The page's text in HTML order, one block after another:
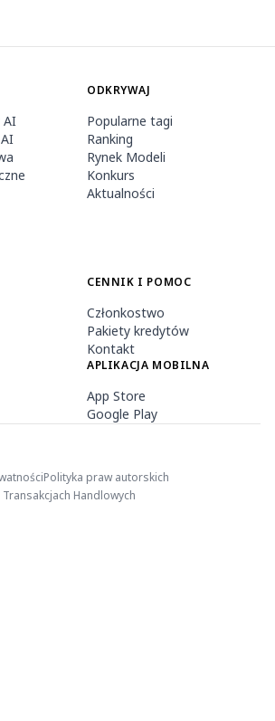
AI
ODKRYWAJ
Popularne tagi
Ranking
Rynek Modeli
Konkurs
Aktualności
CENNIK I POMOC
Członkostwo
Pakiety kredytów
Kontakt
APLIKACJA MOBILNA
App Store
Google Play
Polityka praw autorskich
Handlowych